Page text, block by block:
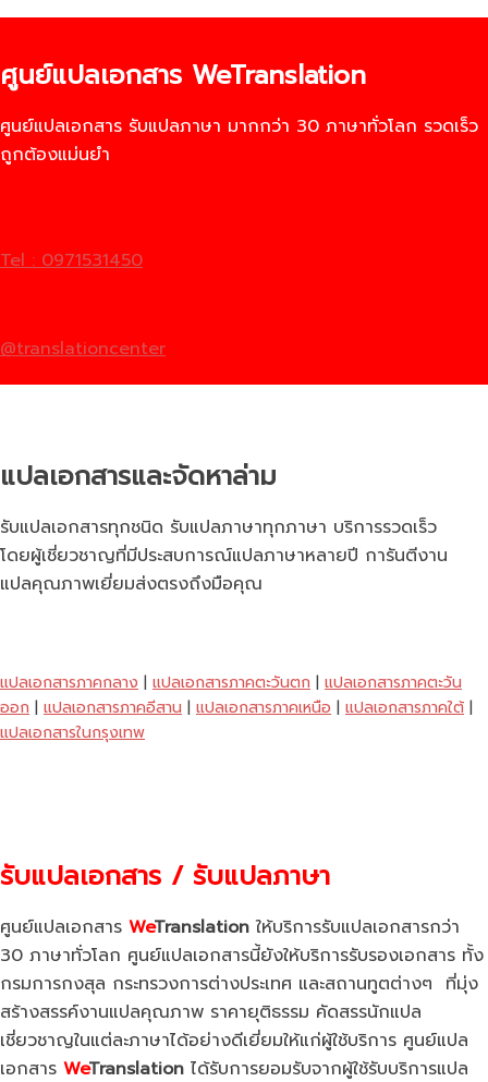
ศูนย์แปลเอกสาร WeTranslation
ศูนย์แปลเอกสาร รับแปลภาษา มากกว่า 30 ภาษาทั่วโลก รวดเร็ว
ถูกต้องแม่นยำ
Tel : 0971531450
@translationcenter
แปลเอกสารและจัดหาล่าม
รับแปลเอกสารทุกชนิด รับแปลภาษาทุกภาษา บริการรวดเร็ว
โดยผู้เชี่ยวชาญที่มีประสบการณ์แปลภาษาหลายปี การันตีงาน
แปลคุณภาพเยี่ยมส่งตรงถึงมือคุณ
แปลเอกสารภาคกลาง | แปลเอกสารภาคตะวันตก | แปลเอกสารภาคตะวัน
ออก | แปลเอกสารภาคอีสาน | แปลเอกสารภาคเหนือ | แปลเอกสารภาคใต้ |
แปลเอกสารในกรุงเทพ
รับแปลเอกสาร / รับแปลภาษา
ศูนย์แปลเอกสาร WeTranslation ให้บริการรับแปลเอกสารกว่า
30 ภาษาทั่วโลก ศูนย์แปลเอกสารนี้ยังให้บริการรับรองเอกสาร ทั้ง
กรมการกงสุล กระทรวงการต่างประเทศ และสถานทูตต่างๆ ที่มุ่ง
สร้างสรรค์งานแปลคุณภาพ ราคายุติธรรม คัดสรรนักแปล
เชี่ยวชาญในแต่ละภาษาได้อย่างดีเยี่ยมให้แก่ผู้ใช้บริการ ศูนย์แปล
เอกสาร WeTranslation ได้รับการยอมรับจากผู้ใช้รับบริการแปล